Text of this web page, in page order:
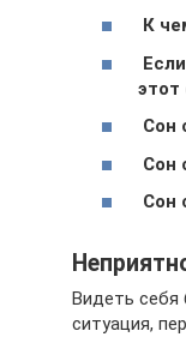
К
этот
Сон
Сон
Сон
Видеть себя
ситуация,